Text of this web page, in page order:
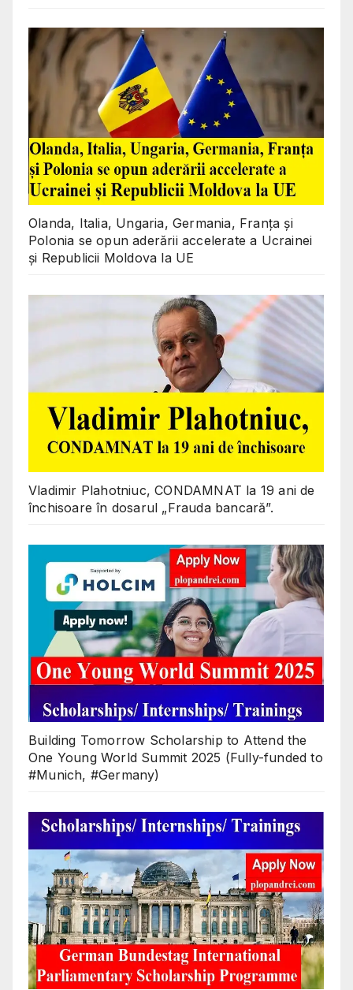
Olanda, Italia, Ungaria, Germania, Franța și
Polonia se opun aderării accelerate a Ucrainei
și Republicii Moldova la UE
Vladimir Plahotniuc, CONDAMNAT la 19 ani de
închisoare în dosarul „Frauda bancară”.
Building Tomorrow Scholarship to Attend the
One Young World Summit 2025 (Fully-funded to
#Munich, #Germany)